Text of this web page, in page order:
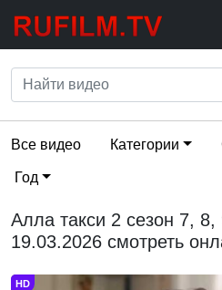
Все видео Категории
Год
Алла такси 2 сезон 7, 8,
19.03.2026 смотреть
HD